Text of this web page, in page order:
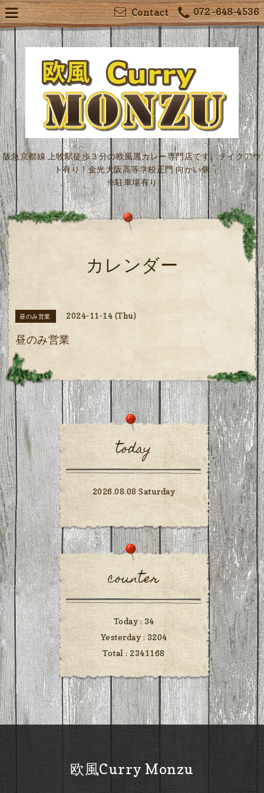
072 -648-4536
Contact
阪急京都線 上牧駅徒歩３分の欧風黒カレー専門店です。テイクアウ
ト有り！金光大阪高等学校正門 向かい側
※駐車場有り
カレンダー
昼のみ営業 2024-11-14 (Thu)
昼のみ営業
today
2026.08.08 Saturday
counter
Today : 34
Yesterday : 3204
Total : 2341168
欧風Curry Monzu